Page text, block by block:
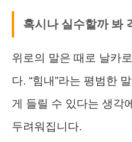
혹시나 실수할까 봐
위로의 말은 때로 날카
다. “힘내”라는 평범한
게 들릴 수 있다는 생각
두려워집니다.